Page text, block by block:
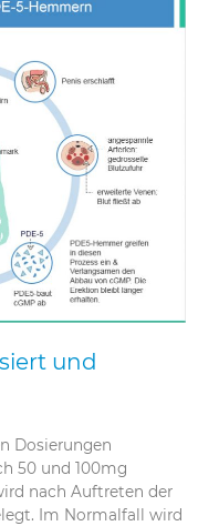
und
Dosierungen
50 und 100mg
nach Auftreten der
Im Normalfall wird